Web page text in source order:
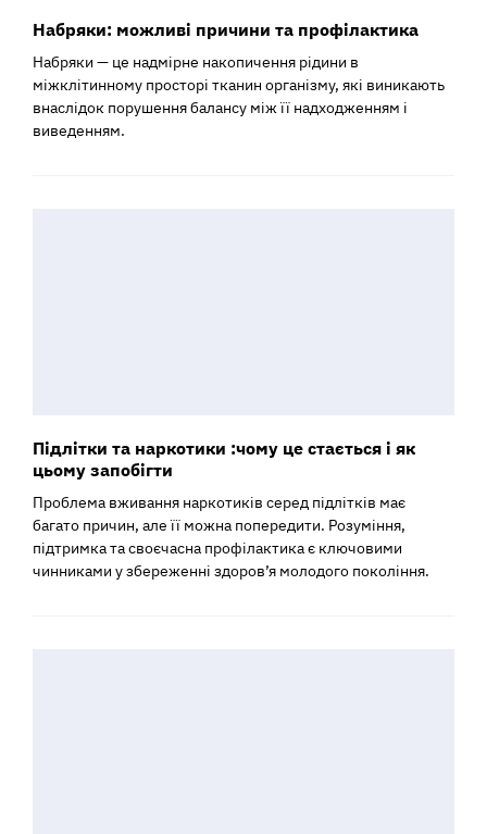
Набряки: можливі причини та профілактика
Набряки — це надмірне накопичення рідини в
міжклітинному просторі тканин організму, які виникають
внаслідок порушення балансу між її надходженням і
виведенням.
Підлітки та наркотики :чому це стається і як
цьому запобігти
Проблема вживання наркотиків серед підлітків має
багато причин, але її можна попередити. Розуміння,
підтримка та своєчасна профілактика є ключовими
чинниками у збереженні здоров’я молодого покоління.